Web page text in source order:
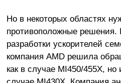
Но в некоторых областях
противоположные
разработки ускорителей
компания AMD решила
как в случае MI450/455X, но